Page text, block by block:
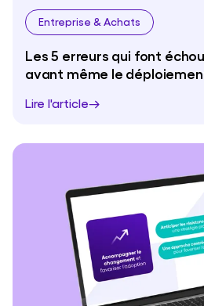
Entreprise & Achats
Les 5 erreurs qui font
avant même le
Lire l'article